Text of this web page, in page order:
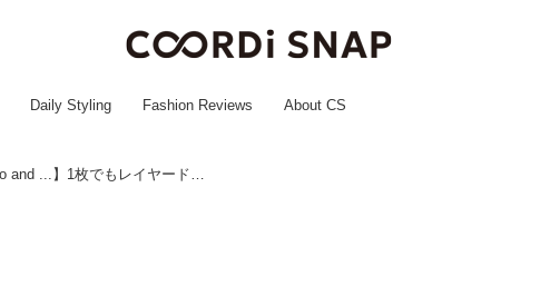
Daily Styling Fashion Reviews About CS
レースだけど甘すぎない！【niko and ...】1枚でもレイヤードでも◎「主役級シャツ」